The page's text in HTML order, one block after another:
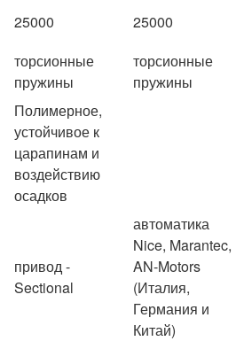
25000 25000
торсионные
пружины
торсионные
пружины
Полимерное,
устойчивое к
царапинам и
воздействию
осадков
привод -
Sectional
автоматика
Nice, Marantec,
AN-Motors
(Италия,
Германия и
Китай)